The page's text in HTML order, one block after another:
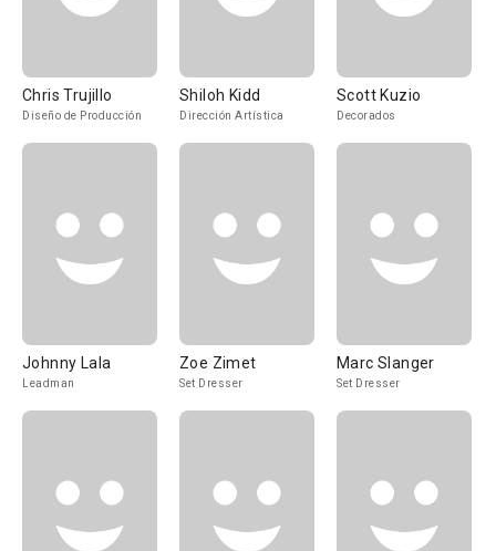
Chris Trujillo
Diseño de Producción
Shiloh Kidd
Dirección Artística
Scott Kuzio
Decorados
Johnny Lala
Leadman
Zoe Zimet
Set Dresser
Marc Slanger
Set Dresser